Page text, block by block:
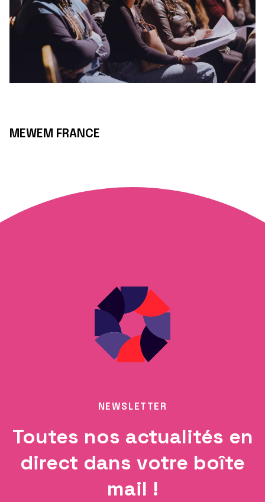
MEWEM FRANCE
NEWSLETTER
Toutes nos actualités en
direct dans votre boîte
mail !